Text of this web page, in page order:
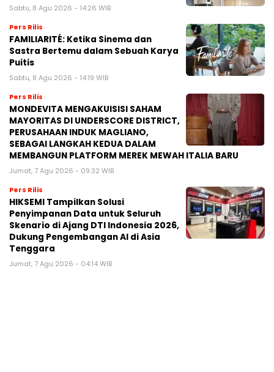
Sabtu, 8 Agu 2026 - 14:26 WIB
Pers Rilis
FAMILIARITÉ: Ketika Sinema dan
Sastra Bertemu dalam Sebuah Karya
Puitis
Sabtu, 8 Agu 2026 - 14:19 WIB
Pers Rilis
MONDEVITA MENGAKUISISI SAHAM
MAYORITAS DI UNDERSCORE DISTRICT,
PERUSAHAAN INDUK MAGLIANO,
SEBAGAI LANGKAH KEDUA DALAM
MEMBANGUN PLATFORM MEREK MEWAH ITALIA BARU
Jumat, 7 Agu 2026 - 09:32 WIB
Pers Rilis
HIKSEMI Tampilkan Solusi
Penyimpanan Data untuk Seluruh
Skenario di Ajang DTI Indonesia 2026,
Dukung Pengembangan AI di Asia
Tenggara
Jumat, 7 Agu 2026 - 04:14 WIB